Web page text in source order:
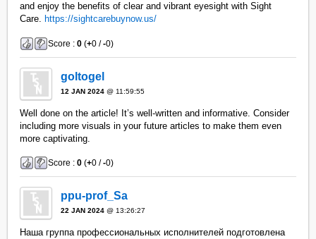
and enjoy the benefits of clear and vibrant eyesight with Sight
Care. https://sightcarebuynow.us/
Score :0 (+0 /-0)
goltogel
12 JAN 2024 @ 11:59:55
Well done on the article! It’s well-written and informative. Consider
including more visuals in your future articles to make them even
more captivating.
Score :0 (+0 /-0)
ppu-prof_Sa
22 JAN 2024 @ 13:26:27
Наша группа профессиональных исполнителей подготовлена